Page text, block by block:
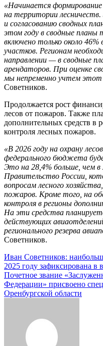
«Начинается
на территории
и согласованию сводных
этом году в сводные
включено только около 46%
участков. Регионам
направлении — в сводные
арендаторов. При оценке
мы непременно учтем
Советников.
Продолжается рост
лесов от пожаров. Также
дополнительных средств в
контроля лесных пожаров.
«В 2026 году на охрану
федерального бюджета
Это на 28,4% больше, чем в
Правительство России,
вопросам лесного
пожаров. Кроме того, на
контроля в регионы
На эти средства
действующих
регионального резерва
Советников.
Навигация
по
записям
Иван Советников:
2025 году зафиксирована в
Почетное звание
Федерации» присвоено
Оренбургской области